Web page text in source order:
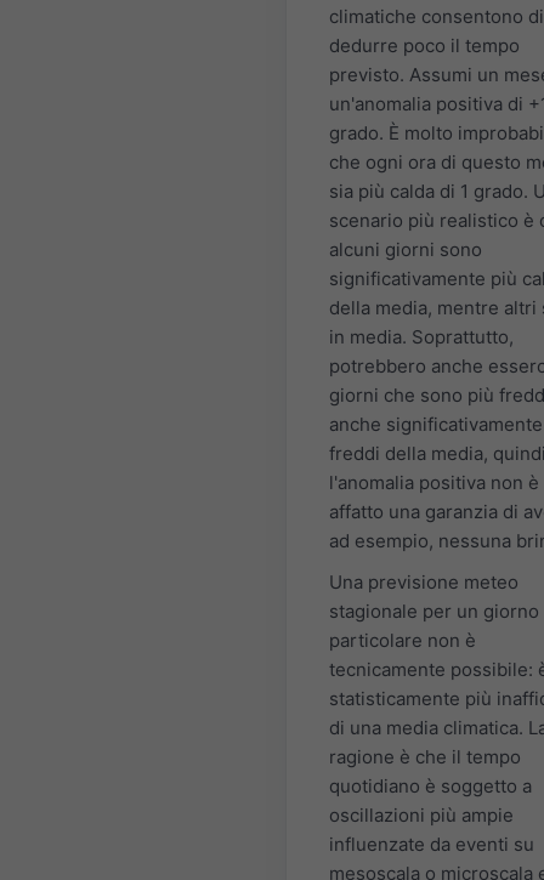
climatiche consentono di
dedurre poco il tempo
previsto. Assumi un
un'anomalia positiva di
grado. È molto
che ogni ora di questo
sia più calda di 1 grado.
scenario più realistico è
alcuni giorni sono
significativamente più
della media, mentre altri
in media. Soprattutto,
potrebbero anche
giorni che sono più
anche
freddi della media,
l'anomalia positiva non è
affatto una garanzia di
ad esempio, nessuna
Una previsione meteo
stagionale per un giorno
particolare non è
tecnicamente possibile:
statisticamente più
di una media climatica.
ragione è che il tempo
quotidiano è soggetto a
oscillazioni più ampie
influenzate da eventi su
mesoscala o microscala